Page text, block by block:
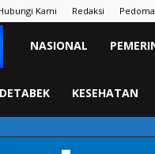
Kami Redaksi
KORAN
PELITA
NASIONAL
KESEHATAN